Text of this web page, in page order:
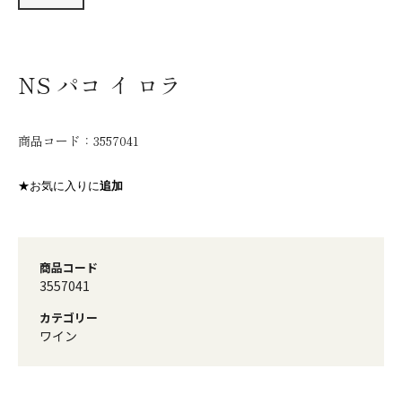
NS パコ イ ロラ
商品コード： 3557041
★お気に入りに追加
商品コード
3557041
カテゴリー
ワイン